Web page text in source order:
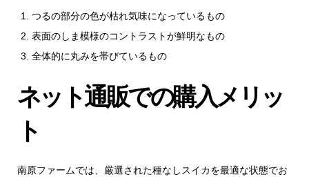
つるの部分の色が枯れ気味になっているもの
表面のしま模様のコントラストが鮮明なもの
全体的に丸みを帯びているもの
ネット通販での購入メリッ
ト
南原ファームでは、厳選された種なしスイカを最適な状態でお